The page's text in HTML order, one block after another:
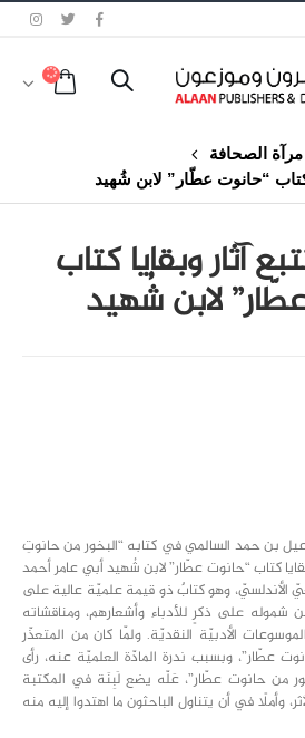
مرآة الصحافة
كتاب “حانوت عطّار” لابن شُهيد
آثار وبقايا كتاب
لابن شُهيد
بن حمد السالمي في كتابه “البخور من حانوتِ
كتاب “حانوت عطّار” لابن شُهيد أبي عامر أحمد
الأندلسيّ، وهو كتابٌ ذو قيمة علميّة عالية على
شموله على ذكرٍ للأدباء وأشعارهم، ومناقشاته
الأدبيّة النقديّة. ولمّا كان من المتعذّر
عطّار”، وبسبب ندرة المادّة العلميّة عنه، رأى
من حانوت عطّار”، عَلّه يضع لَبِنَة في المكتبة
وأملًا في أن يتناول الباحثون ما اهتدوا إليه منه